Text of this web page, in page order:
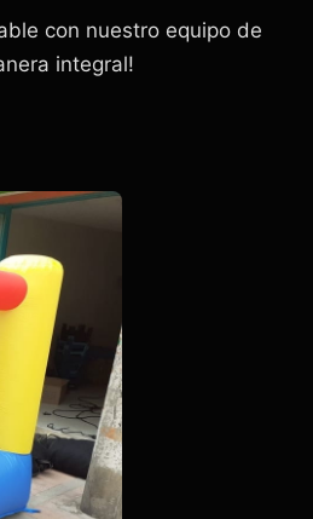
con nuestro equipo de
integral!